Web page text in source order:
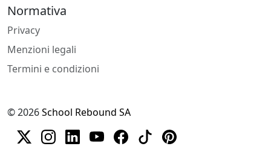
Normativa
Privacy
Menzioni legali
Termini e condizioni
© 2026School Rebound SA